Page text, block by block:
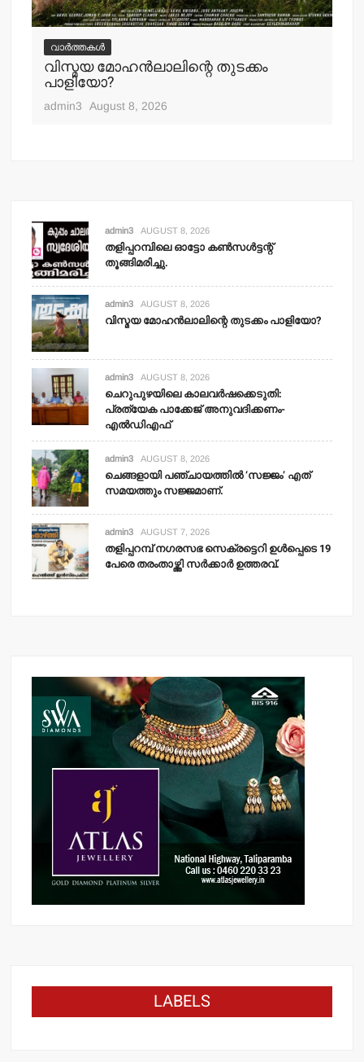
വാർത്തകൾ
വിസ്മയ മോഹന്‍ലാലിന്റെ തുടക്കം
പാളിയോ?
admin3 August 8, 2026
admin3 AUGUST 8, 2026
തളിപ്പറമ്പിലെ ഓട്ടോ കണ്‍സള്‍ട്ടന്റ്
തൂങ്ങിമരിച്ചു.
admin3 AUGUST 8, 2026
വിസ്മയ മോഹന്‍ലാലിന്റെ തുടക്കം പാളിയോ?
admin3 AUGUST 8, 2026
ചെറുപുഴയിലെ കാലവര്‍ഷക്കെടുതി:
പ്രത്യേക പാക്കേജ് അനുവദിക്കണം-
എല്‍ഡിഎഫ്
admin3 AUGUST 8, 2026
ചെങ്ങളായി പഞ്ചായത്തില്‍ ‘സജ്ജം’ എത്
സമയത്തും സജ്ജമാണ്.
admin3 AUGUST 7, 2026
തളിപ്പറമ്പ് നഗരസഭ സെക്രട്ടെറി ഉള്‍പ്പെടെ 19
പേരെ തരംതാഴ്ത്തി സര്‍ക്കാര്‍ ഉത്തരവ്.
LABELS